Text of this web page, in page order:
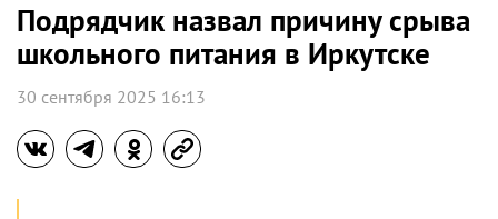
Подрядчик назвал причину срыва
школьного питания в Иркутске
30 сентября 2025 16:13